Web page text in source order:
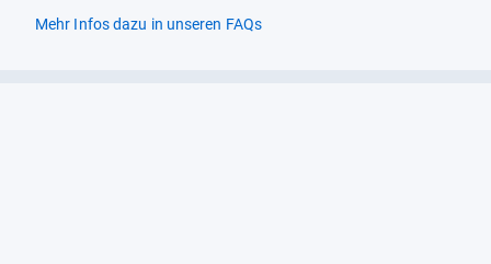
Mehr Infos dazu in unseren FAQs